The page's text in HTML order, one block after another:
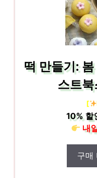
떡 만들기:
스트
[
10%할
내
구매